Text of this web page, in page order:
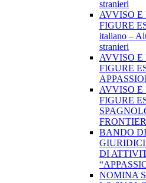
stranieri
AVVISO
FIGURE
italiano –
stranieri
AVVISO
FIGURE
AVVISO
FIGURE
BANDO
DI
NOMINA